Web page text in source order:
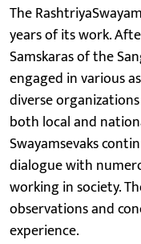
The
years of its work.
Samskaras of the
engaged in various
diverse
both local and
Swayamsevaks
dialogue with
working in society.
observations and
experience.